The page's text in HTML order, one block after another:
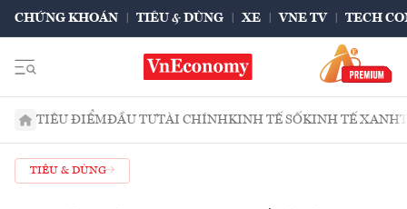
CHỨNG KHOÁN TIÊU & DÙNG XE VNE TV TECH
TIÊU ĐIỂMĐẦU TƯTÀI CHÍNHKINH TẾ SỐKINH TẾ XANH
TIÊU & DÙNG